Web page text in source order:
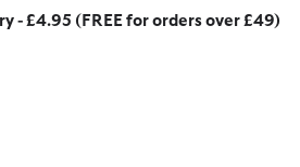
- £4.95 (FREE for orders over £49)